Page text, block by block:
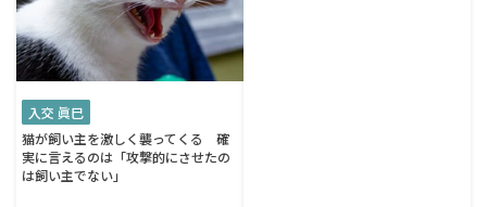
入交 眞巳
猫が飼い主を激しく襲ってくる 確
実に言えるのは「攻撃的にさせたの
は飼い主でない」